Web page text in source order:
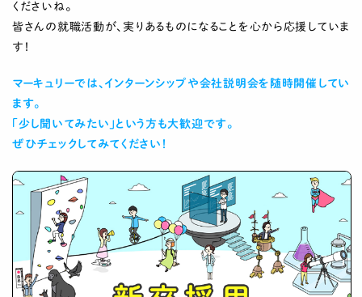
くださいね。
皆さんの就職活動が、実りあるものになることを心から応援していま
す！
マーキュリーでは、インターンシップや会社説明会を随時開催してい
ます。
「少し聞いてみたい」という方も大歓迎です。
ぜひチェックしてみてください！